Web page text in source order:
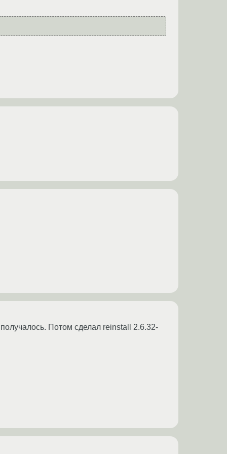
Потом сделал reinstall 2.6.32-